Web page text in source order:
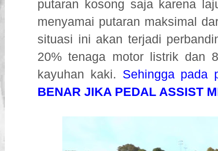
putaran kosong saja karena
menyamai putaran maksimal
situasi ini akan terjadi
20% tenaga motor listrik dan
kayuhan kaki. Sehingga pada
BENAR JIKA PEDAL ASSIST